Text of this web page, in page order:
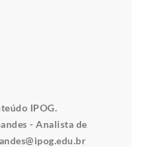
IPOG.
- Analista de